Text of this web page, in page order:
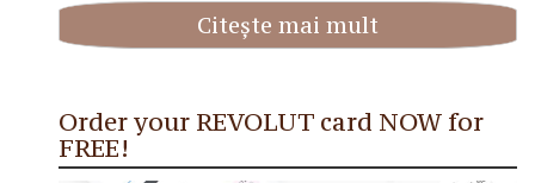
Citește mai mult
Order your REVOLUT card NOW for
FREE!